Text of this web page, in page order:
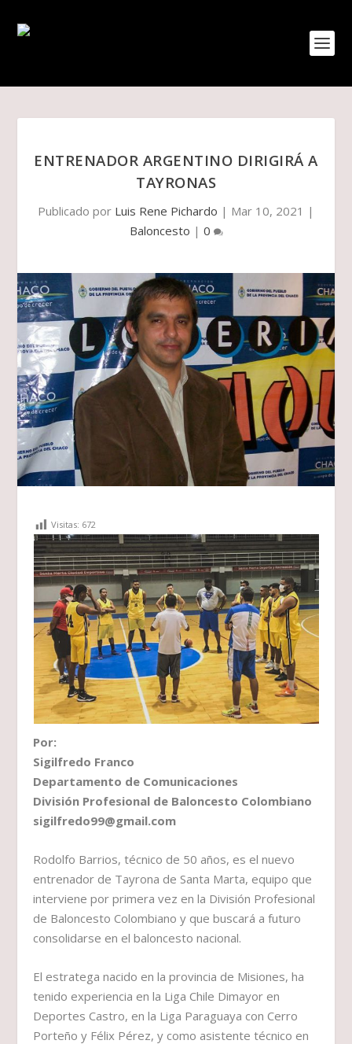
ENTRENADOR ARGENTINO DIRIGIRÁ A
TAYRONAS
Publicado por Luis Rene Pichardo | Mar 10, 2021 |
Baloncesto | 0
Visitas: 672
Por:
Sigilfredo Franco
Departamento de Comunicaciones
División Profesional de Baloncesto Colombiano
sigilfredo99@gmail.com
Rodolfo Barrios, técnico de 50 años, es el nuevo
entrenador de Tayrona de Santa Marta, equipo que
interviene por primera vez en la División Profesional
de Baloncesto Colombiano y que buscará a futuro
consolidarse en el baloncesto nacional.
El estratega nacido en la provincia de Misiones, ha
tenido experiencia en la Liga Chile Dimayor en
Deportes Castro, en la Liga Paraguaya con Cerro
Porteño y Félix Pérez, y como asistente técnico en